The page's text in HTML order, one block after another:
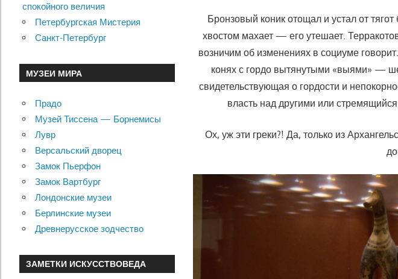
Бронзовый коник отощал и устал от
хвостом махает — его утешает.
возничим об изменениях в социуме
конях с гордо вытянутыми «выями» —
свидетельствующая о гордости и
власть над другими или
Ох, уж эти греки?! Да, только из
спокойного величия
Петербургская Мистерия
Санкт-Петербург
МУЗЕИ МИРА
Прадо
Музей Тиссена — Борнемисы
Лувр
Версальский дворец
Замок Пьерфон
Замок Вартбург
Лондонские музеи
Берлинские музеи
Древнерусское зодчество
ЗАМЕТКИ ИСКУССТВОВЕДА